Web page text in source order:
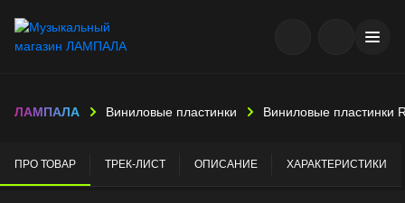
ЛАМПАЛА Виниловые пластинки Виниловые пластинки
ПРО ТОВАР ТРЕК-ЛИСТ ОПИСАНИЕ ХАРАКТЕРИСТИКИ